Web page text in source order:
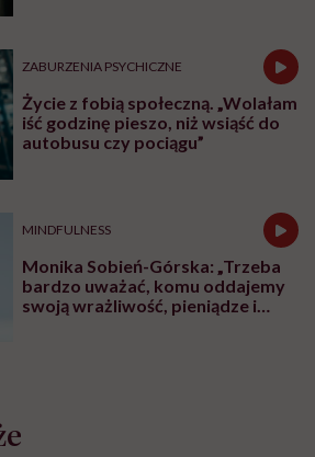
ZABURZENIA PSYCHICZNE
Życie z fobią społeczną. „Wolałam
iść godzinę pieszo, niż wsiąść do
autobusu czy pociągu”
MINDFULNESS
Monika Sobień-Górska: „Trzeba
bardzo uważać, komu oddajemy
swoją wrażliwość, pieniądze i